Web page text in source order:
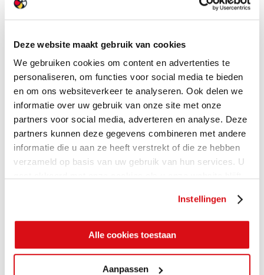
Deze website maakt gebruik van cookies
We gebruiken cookies om content en advertenties te
personaliseren, om functies voor social media te bieden
en om ons websiteverkeer te analyseren. Ook delen we
informatie over uw gebruik van onze site met onze
partners voor social media, adverteren en analyse. Deze
partners kunnen deze gegevens combineren met andere
informatie die u aan ze heeft verstrekt of die ze hebben
verzameld op basis van uw gebruik van hun services. U
Instellingen
Alle cookies toestaan
Aanpassen